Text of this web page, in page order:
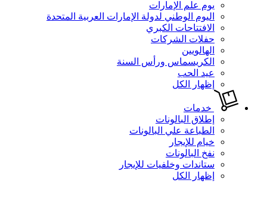
يوم علم الإمارات
اليوم الوطني لدولة الإمارات العربية المتحدة
الافتتاحات الكبري
حفلات الشركات
الهالويين
الكريسماس ورأس السنة
عيد الحب
إظهار الكل
خدمات
إطلاق البالونات
الطباعة علي البالونات
خيام للإيجار
نفخ البالونات
ستاندات وخلفيات للإيجار
إظهار الكل